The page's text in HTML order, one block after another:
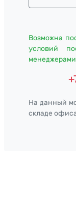
Возможна
условий
На данный
складе